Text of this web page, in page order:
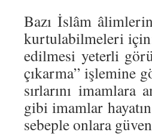
Bazı İslâm
kurtulabilmeleri
edilmesi yeterli
çıkarma” işlemine
sırlarını imamlara
gibi imamlar
sebeple onlara